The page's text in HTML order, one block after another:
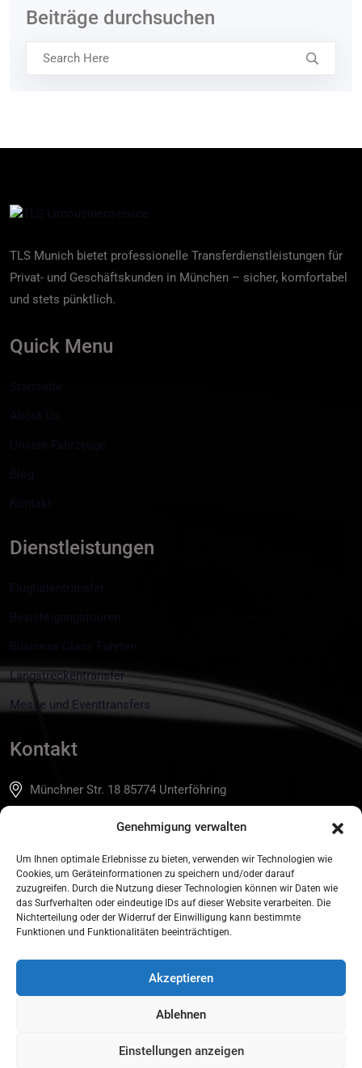
Genehmigung verwalten
Um Ihnen optimale Erlebnisse zu bieten, verwenden wir Technologien wie
Cookies, um Geräteinformationen zu speichern und/oder darauf
zuzugreifen. Durch die Nutzung dieser Technologien können wir Daten wie
das Surfverhalten oder eindeutige IDs auf dieser Website verarbeiten. Die
Nichterteilung oder der Widerruf der Einwilligung kann bestimmte
Funktionen und Funktionalitäten beeinträchtigen.
Akzeptieren
Ablehnen
Einstellungen anzeigen
Beiträge durchsuchen
TLS Munich bietet professionelle Transferdienstleistungen für
Privat- und Geschäftskunden in München – sicher, komfortabel
und stets pünktlich.
Quick Menu
Startseite
About Us
Unsere Fahrzeuge
Blog
Kontakt
Dienstleistungen
Flughafentransfer
Besichtigungstouren
Business-Class Fahrten
Langstreckentransfer
Messe und Eventtransfers
Kontakt
Münchner Str. 18 85774 Unterföhring
+49 172 890 10 44
info@tls-munich.de
Buchen Sie Ihre Fahrt In Nur Wenigen
Klicks.